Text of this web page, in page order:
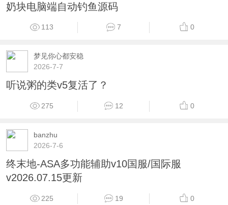
奶块电脑端自动钓鱼源码
113 7 0
梦见你心都安稳
2026-7-7
听说粥的类v5复活了？
275 12 0
banzhu
2026-7-6
终末地-ASA多功能辅助v10国服/国际服
v2026.07.15更新
225 19 0